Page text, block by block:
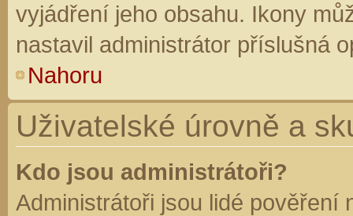
vyjádření jeho obsahu. Ikony
nastavil administrátor příslušná
Nahoru
Uživatelské úrovně a
Kdo jsou administrátoři?
Administrátoři jsou lidé pověření